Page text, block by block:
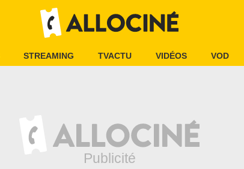
STREAMING TVACTU VIDÉOS VOD